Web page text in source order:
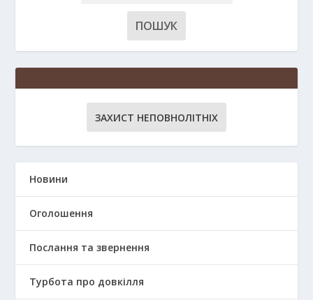
ЗАХИСТ НЕПОВНОЛІТНІХ
Новини
Оголошення
Послання та звернення
Турбота про довкілля